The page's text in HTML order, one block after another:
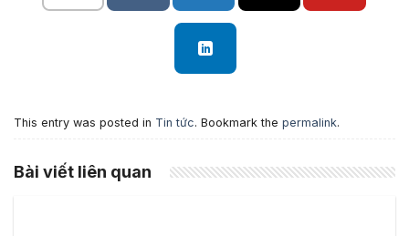
This entry was posted in Tin tức. Bookmark the permalink.
Bài viết liên quan